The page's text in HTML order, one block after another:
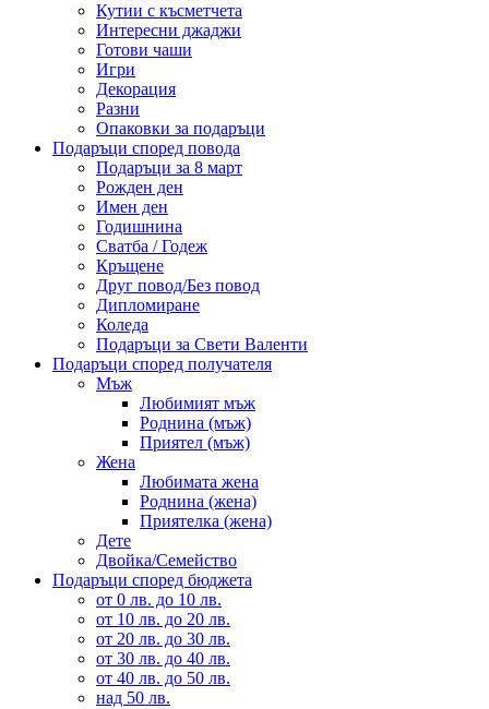
Кутии с късметчета
Интересни джаджи
Готови чаши
Игри
Декорация
Разни
Опаковки за подаръци
Подаръци според повода
Подаръци за 8 март
Рожден ден
Имен ден
Годишнина
Сватба / Годеж
Кръщене
Друг повод/Без повод
Дипломиране
Коледа
Подаръци за Свети Валенти
Подаръци според получателя
Мъж
Любимият мъж
Роднина (мъж)
Приятел (мъж)
Жена
Любимата жена
Роднина (жена)
Приятелка (жена)
Дете
Двойка/Семейство
Подаръци според бюджета
от 0 лв. до 10 лв.
от 10 лв. до 20 лв.
от 20 лв. до 30 лв.
от 30 лв. до 40 лв.
от 40 лв. до 50 лв.
над 50 лв.